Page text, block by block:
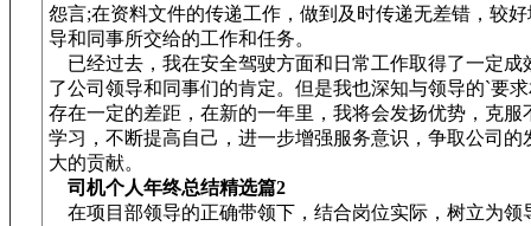
怨言;在资料文件的传递工作，做到及时传递无差错，较
导和同事所交给的工作和任务。
已经过去，我在安全驾驶方面和日常工作取得了一定成
了公司领导和同事们的肯定。但是我也深知与领导的`要
存在一定的差距，在新的一年里，我将会发扬优势，克服
学习，不断提高自己，进一步增强服务意识，争取公司的
大的贡献。
司机个人年终总结精选篇2
在项目部领导的正确带领下，结合岗位实际，树立为领